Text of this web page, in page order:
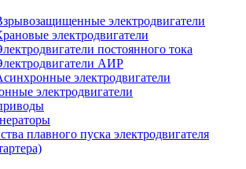
электродвигатели
электродвигатели
постоянного тока
АИР
электродвигатели
электродвигатели
плавного пуска электродвигателя